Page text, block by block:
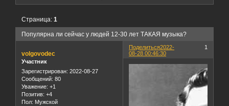
Популярна ли сейчас у людей 12-30 лет ТАКАЯ музыка?
Страница:1
Поделиться 1
2022-
08-28 00:46:30
volgovodec
Участник
Зарегистрирован: 2022-08-27
Сообщений: 80
Уважение: +1
Позитив: +4
Пол: Мужской